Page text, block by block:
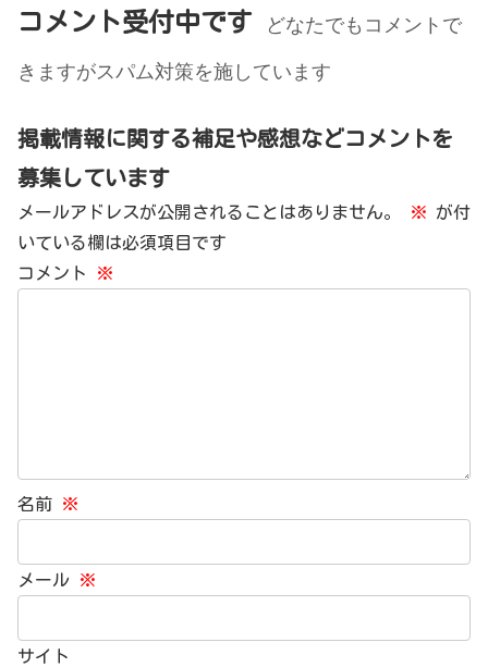
コメント受付中です
どなたでもコメントで
きますがスパム対策を施しています
掲載情報に関する補足や感想などコメントを
募集しています
メールアドレスが公開されることはありません。 ※ が付
いている欄は必須項目です
コメント
※
名前 ※
メール ※
サイト